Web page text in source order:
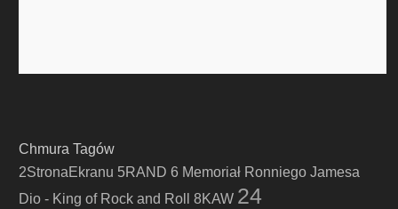
Chmura Tagów
2StronaEkranu 5RAND 6 Memoriał Ronniego Jamesa
Dio - King of Rock and Roll
8KAW 24